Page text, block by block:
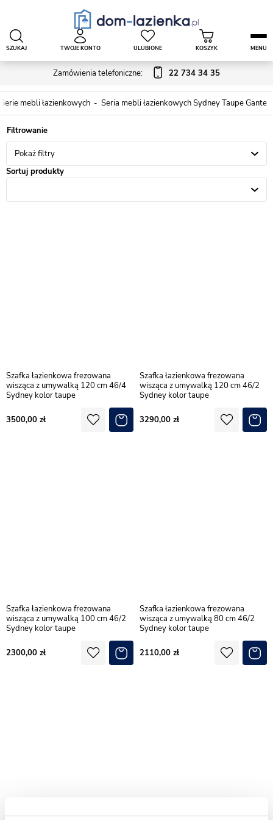
Zamówienia telefoniczne: 22 734 34 35
SZUKAJ TWOJE KONTO ULUBIONE KOSZYK MENU
Serie mebli łazienkowych Seria mebli łazienkowych Sydney Taupe Gante
Pokaż filtry
Sortuj produkty
Szafka łazienkowa frezowana
wisząca z umywalką 120 cm 46/4
Sydney kolor taupe
3500,00
Szafka łazienkowa frezowana
wisząca z umywalką 120 cm 46/2
Sydney kolor taupe
3290,00
Szafka łazienkowa frezowana
wisząca z umywalką 100 cm 46/2
Sydney kolor taupe
2300,00
Szafka łazienkowa frezowana
wisząca z umywalką 80 cm 46/2
Sydney kolor taupe
2110,00